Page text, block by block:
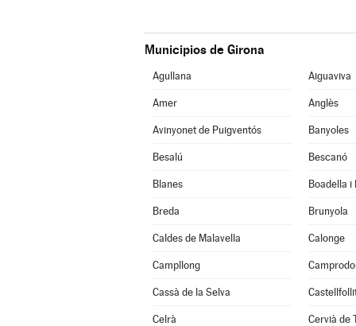
Municipios de Girona
Agullana Aiguaviva
Amer Anglès
Avinyonet de Puigventós Banyoles
Besalú Bescanó
Blanes Boadella i
Breda Brunyola
Caldes de Malavella Calonge
Campllong
Cassà de la Selva
Celrà Cervià de